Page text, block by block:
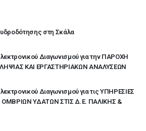
στη Σκάλα
Διαγωνισμού για την ΠΑΡΟΧΗ
ΚΑΙ ΕΡΓΑΣΤΗΡΙΑΚΩΝ ΑΝΑΛΥΣΕΩΝ
Διαγωνισμού για τις ΥΠΗΡΕΣΙΕΣ
ΥΔΑΤΩΝ ΣΤΙΣ Δ.Ε. ΠΑΛΙΚΗΣ &